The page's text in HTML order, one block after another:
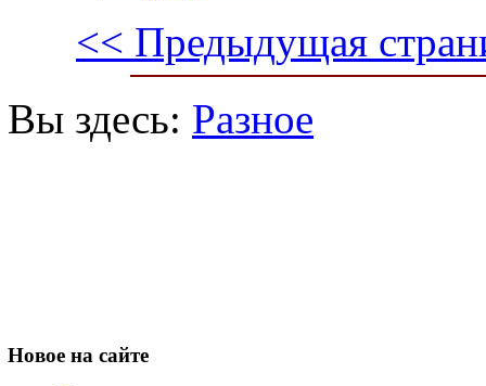
<< Предыдущая
Вы здесь: Разное
Новое на сайте